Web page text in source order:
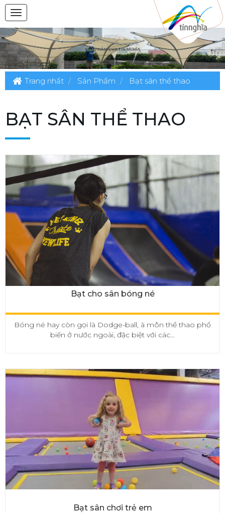
Trang nhất Sản Phẩm Bạt sân thể thao
BẠT SÂN THỂ THAO
Bạt cho sân bóng né
Bóng né hay còn gọi là Dodge-ball, à môn thể thao phổ
biến ở nước ngoài, đặc biệt với các...
Bạt sân chơi trẻ em